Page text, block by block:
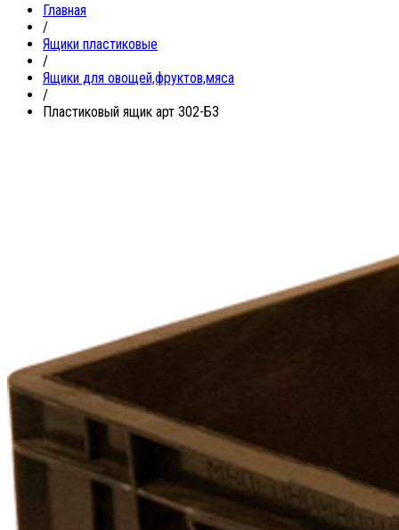
Главная
/
Ящики пластиковые
/
Ящики для овощей,фруктов,мяса
/
Пластиковый ящик арт 302-Б3